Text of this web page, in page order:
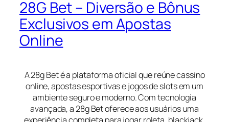
28G Bet – Diversão e Bônus
Exclusivos em Apostas
Online
A 28g Bet é a plataforma oficial que reúne cassino
online, apostas esportivas e jogos de slots em um
ambiente seguro e moderno. Com tecnologia
avançada, a 28g Bet oferece aos usuários uma